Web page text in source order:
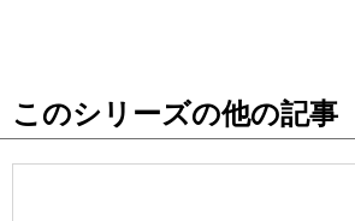
お知らせ
このシリーズの他の記事